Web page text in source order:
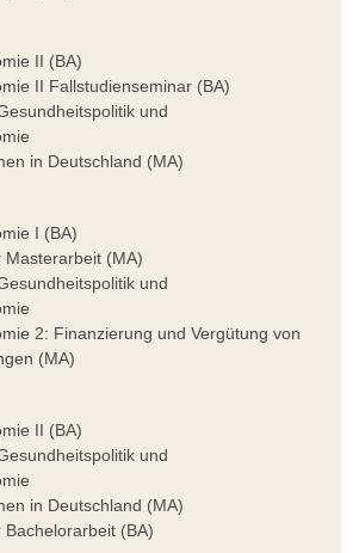
II (BA)
II Fallstudienseminar (BA)
und
in Deutschland (MA)
I (BA)
Masterarbeit (MA)
und
2: Finanzierung und Vergütung von
(MA)
II (BA)
und
in Deutschland (MA)
(BA)